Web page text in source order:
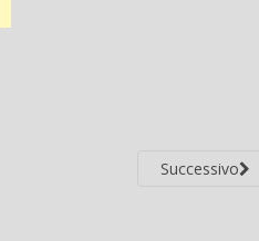
Successivo